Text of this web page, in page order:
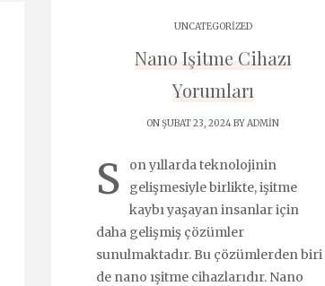
UNCATEGORIZED
Nano Işitme Cihazı
Yorumları
ON ŞUBAT 23, 2024 BYADMIN
S
on yıllarda teknolojinin
gelişmesiyle birlikte, işitme
kaybı yaşayan insanlar için
daha gelişmiş çözümler
sunulmaktadır. Bu çözümlerden biri
de nano ışitme cihazlarıdır. Nano